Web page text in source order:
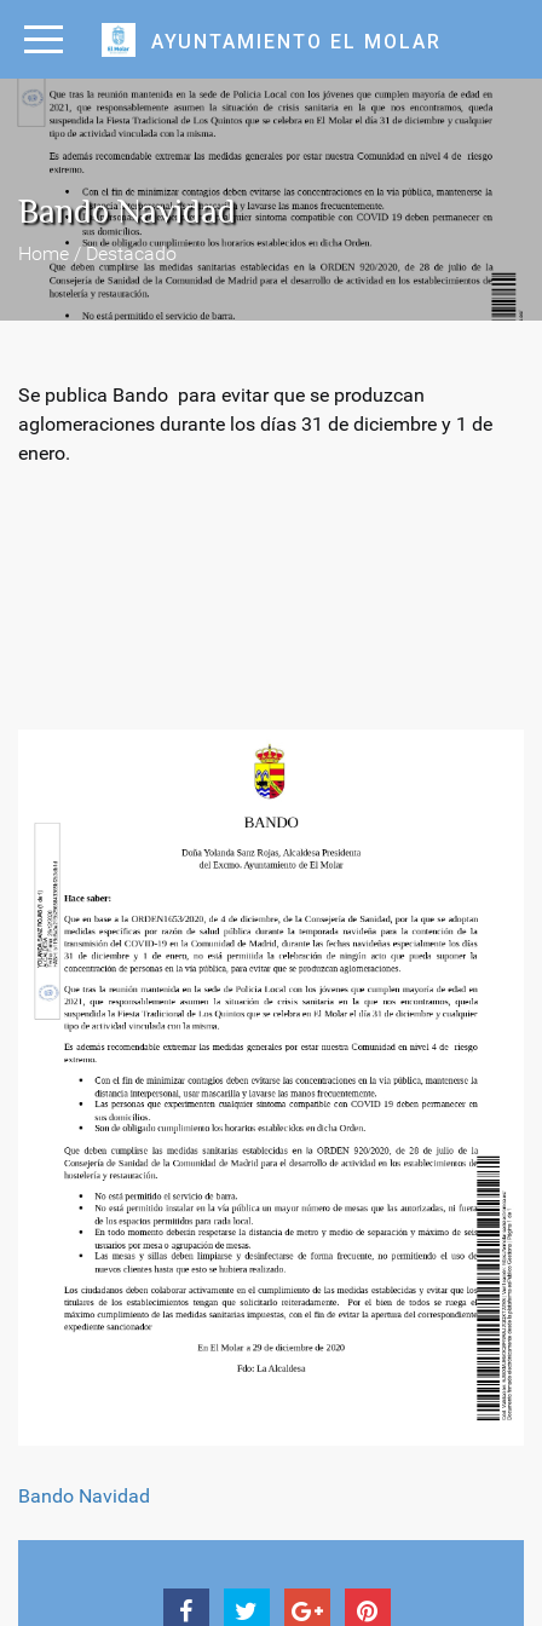
AYUNTAMIENTO EL MOLAR
Bando Navidad
Home / Destacado
Se publica Bando para evitar que se produzcan
aglomeraciones durante los días 31 de diciembre y 1 de
enero.
Bando Navidad